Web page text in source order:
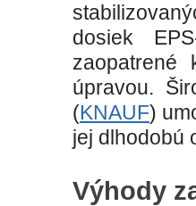
dosiek
zaopatrené
úpravou.
(KNAUF)
jej dlhodobú
Výhody